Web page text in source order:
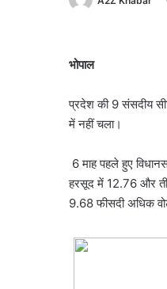
भोपाल
प्रदेश की 9 संसदीय
में नहीं चला।
6 माह पहले हुए
हरसूद में 12.76 और
9.68 फीसदी अधिक